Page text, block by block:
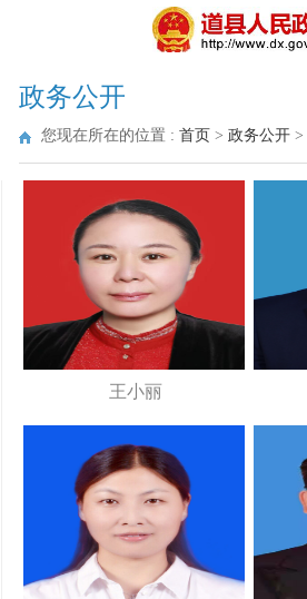
政务公开
您现在所在的位置 : 首页 > 政务公开 >
王小丽